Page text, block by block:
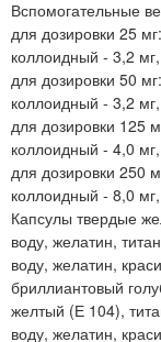
Вспомогательные
для дозировки 25
коллоидный - 3,2
для дозировки 50
коллоидный - 3,2
для дозировки 125
коллоидный - 4,0
для дозировки 250
коллоидный - 8,0
Капсулы твердые
воду, желатин,
воду, желатин,
бриллиантовый
желтый (Е 104),
воду, желатин,